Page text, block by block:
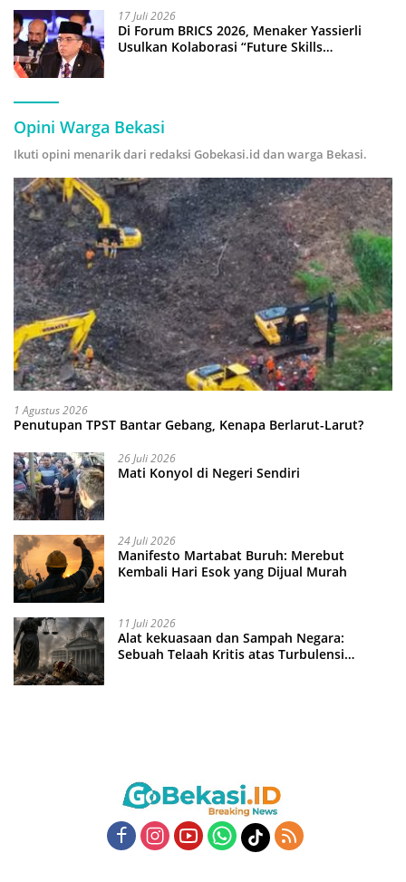
17 Juli 2026
Di Forum BRICS 2026, Menaker Yassierli
Usulkan Kolaborasi “Future Skills
Opini Warga Bekasi
Ikuti opini menarik dari redaksi Gobekasi.id dan warga Bekasi.
1 Agustus 2026
Penutupan TPST Bantar Gebang, Kenapa Berlarut-Larut?
26 Juli 2026
Mati Konyol di Negeri Sendiri
24 Juli 2026
Manifesto Martabat Buruh: Merebut
Kembali Hari Esok yang Dijual Murah
11 Juli 2026
Alat kekuasaan dan Sampah Negara:
Sebuah Telaah Kritis atas Turbulensi